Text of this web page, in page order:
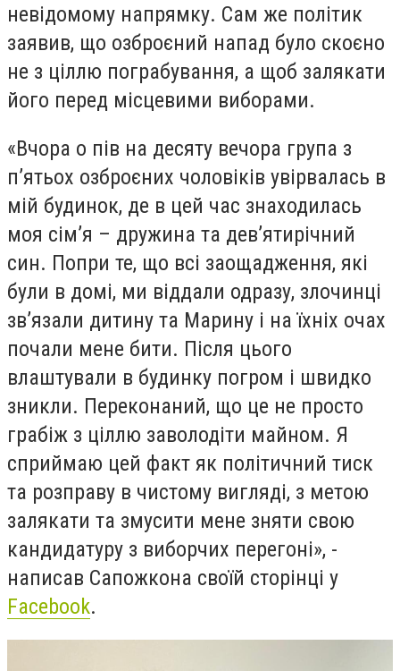
невідомому напрямку. Сам же політик
заявив, що озброєний напад було скоєно
не з ціллю пограбування, а щоб залякати
його перед місцевими виборами.
«Вчора о пів на десяту вечора група з
п’ятьох озброєних чоловіків увірвалась в
мій будинок, де в цей час знаходилась
моя сім’я – дружина та дев’ятирічний
син. Попри те, що всі заощадження, які
були в домі, ми віддали одразу, злочинці
зв’язали дитину та Марину і на їхніх очах
почали мене бити. Після цього
влаштували в будинку погром і швидко
зникли. Переконаний, що це не просто
грабіж з ціллю заволодіти майном. Я
сприймаю цей факт як політичний тиск
та розправу в чистому вигляді, з метою
залякати та змусити мене зняти свою
кандидатуру з виборчих перегоні», -
написав Сапожкона своїй сторінці у
Facebook.